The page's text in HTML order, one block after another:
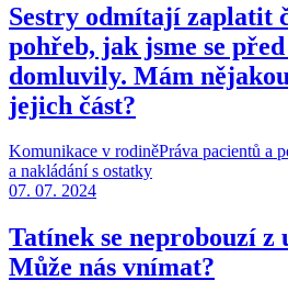
Sestry odmítají zaplatit
pohřeb, jak jsme se
domluvily. Mám
jejich část?
Komunikace v rodiněPráva pacientů a
a nakládání s ostatky
07. 07. 2024
Tatínek se neprobouzí z
Může nás vnímat?